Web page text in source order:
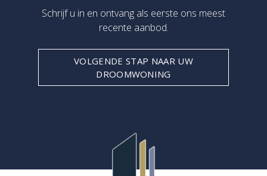
Schrijf u in en ontvang als eerste ons meest
recente aanbod.
VOLGENDE STAP NAAR UW
DROOMWONING